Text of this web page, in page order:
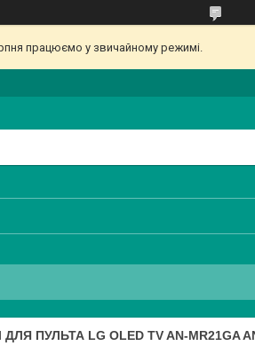
працюємо у звичайному режимі.
ПУЛЬТА LG OLED TV AN-MR21GA